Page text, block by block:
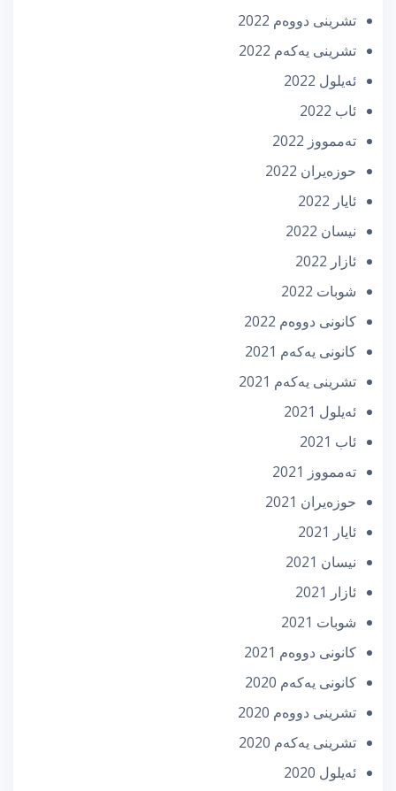
تشرینی دووه‌م 2022
تشرینی یه‌كه‌م 2022
ئه‌یلول 2022
ئاب 2022
تەممووز 2022
حوزه‌یران 2022
ئایار 2022
نیسان 2022
ئازار 2022
شوبات 2022
كانونی دووه‌م 2022
كانونی یه‌كه‌م 2021
تشرینی یه‌كه‌م 2021
ئه‌یلول 2021
ئاب 2021
تەممووز 2021
حوزه‌یران 2021
ئایار 2021
نیسان 2021
ئازار 2021
شوبات 2021
كانونی دووه‌م 2021
كانونی یه‌كه‌م 2020
تشرینی دووه‌م 2020
تشرینی یه‌كه‌م 2020
ئه‌یلول 2020